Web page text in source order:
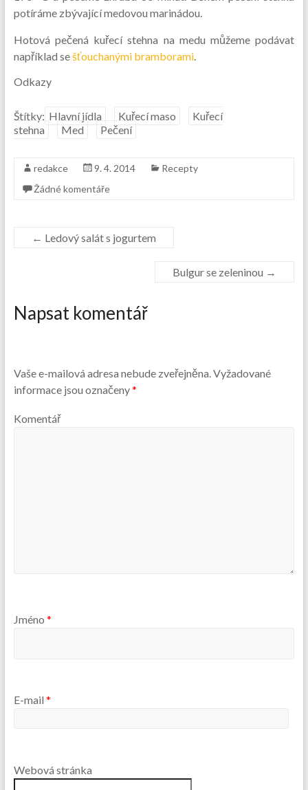
potíráme zbývající medovou marinádou.
Hotová pečená kuřecí stehna na medu můžeme podávat
například sešťouchanými bramborami.
Odkazy
Štítky: Hlavní jídla Kuřecí maso
Kuřecí
stehna
Med Pečení
redakce 9. 4. 2014
Recepty
Žádné komentáře
← Ledový salát s jogurtem
Bulgur se zeleninou →
Napsat komentář
Vaše e-mailová adresa nebude zveřejněna.Vyžadované
informace jsou označeny*
Komentář
Jméno *
E-mail *
Webová stránka